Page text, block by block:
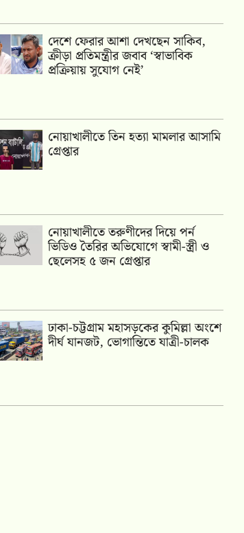
দেশে ফেরার আশা দেখছেন সাকিব,
ক্রীড়া প্রতিমন্ত্রীর জবাব ‘স্বাভাবিক
প্রক্রিয়ায় সুযোগ নেই’
নোয়াখালীতে তিন হত্যা মামলার আসামি
গ্রেপ্তার
নোয়াখালীতে তরুণীদের দিয়ে পর্ন
ভিডিও তৈরির অভিযোগে স্বামী-স্ত্রী ও
ছেলেসহ ৫ জন গ্রেপ্তার
ঢাকা-চট্টগ্রাম মহাসড়কের কুমিল্লা অংশে
দীর্ঘ যানজট, ভোগান্তিতে যাত্রী-চালক